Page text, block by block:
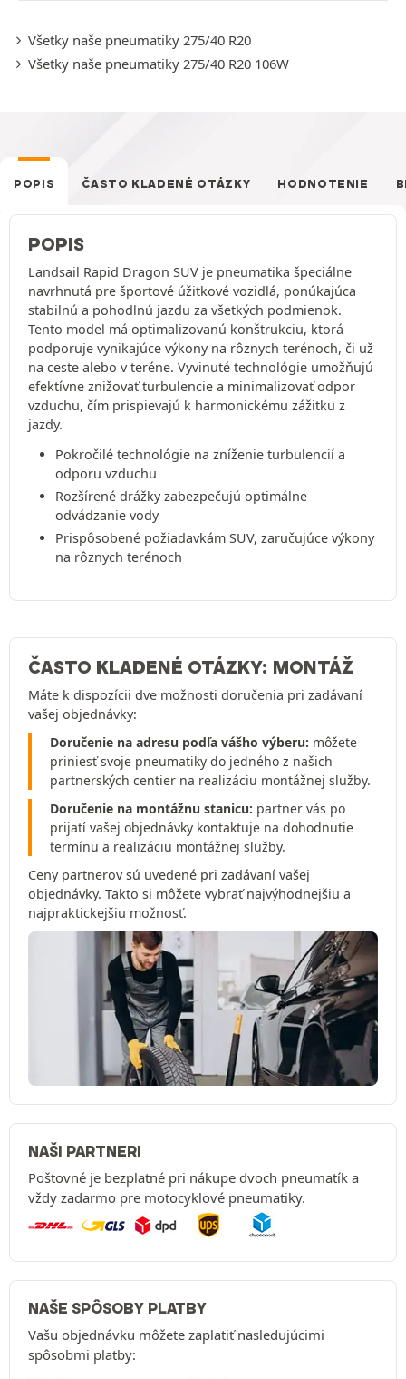
Všetky naše pneumatiky 275/40 R20
Všetky naše pneumatiky 275/40 R20 106W
POPIS ČASTO KLADENÉ OTÁZKY HODNOTENIE
POPIS
Landsail Rapid Dragon SUV je pneumatika špeciálne
navrhnutá pre športové úžitkové vozidlá, ponúkajúca
stabilnú a pohodlnú jazdu za všetkých podmienok.
Tento model má optimalizovanú konštrukciu, ktorá
podporuje vynikajúce výkony na rôznych terénoch, či už
na ceste alebo v teréne. Vyvinuté technológie umožňujú
efektívne znižovať turbulencie a minimalizovať odpor
vzduchu, čím prispievajú k harmonickému zážitku z
jazdy.
Pokročilé technológie na zníženie turbulencií a
odporu vzduchu
Rozšírené drážky zabezpečujú optimálne
odvádzanie vody
Prispôsobené požiadavkám SUV, zaručujúce výkony
na rôznych terénoch
ČASTO KLADENÉ OTÁZKY: MONTÁŽ
Máte k dispozícii dve možnosti doručenia pri zadávaní
vašej objednávky:
Doručenie na adresu podľa vášho výberu: môžete
priniesť svoje pneumatiky do jedného z našich
partnerských centier na realizáciu montážnej služby.
Doručenie na montážnu stanicu: partner vás po
prijatí vašej objednávky kontaktuje na dohodnutie
termínu a realizáciu montážnej služby.
Ceny partnerov sú uvedené pri zadávaní vašej
objednávky. Takto si môžete vybrať najvýhodnejšiu a
najpraktickejšiu možnosť.
NAŠI PARTNERI
Poštovné je bezplatné pri nákupe dvoch pneumatík a
vždy zadarmo pre motocyklové pneumatiky.
NAŠE SPÔSOBY PLATBY
Vašu objednávku môžete zaplatiť nasledujúcimi
spôsobmi platby: